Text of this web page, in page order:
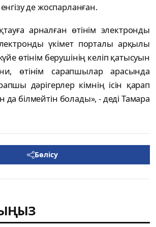
де жоспарланған.
арналған өтінім электронды
үкімет порталы арқылы
өтінім берушінің келіп қатысуын
өтінім сарапшылар арасында
дәрігерлер кімнің ісін қарап
білмейтін болады», - деді Тамара
Бөлісу